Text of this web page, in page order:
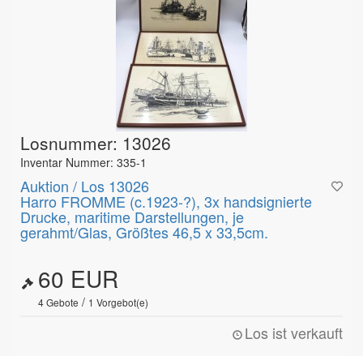
Losnummer: 13026
Inventar Nummer: 335-1
Auktion / Los 13026
Harro FROMME (c.1923-?), 3x handsignierte
Drucke, maritime Darstellungen, je
gerahmt/Glas, Größtes 46,5 x 33,5cm.
60 EUR
4Gebote / 1 Vorgebot(e)
Los ist verkauft